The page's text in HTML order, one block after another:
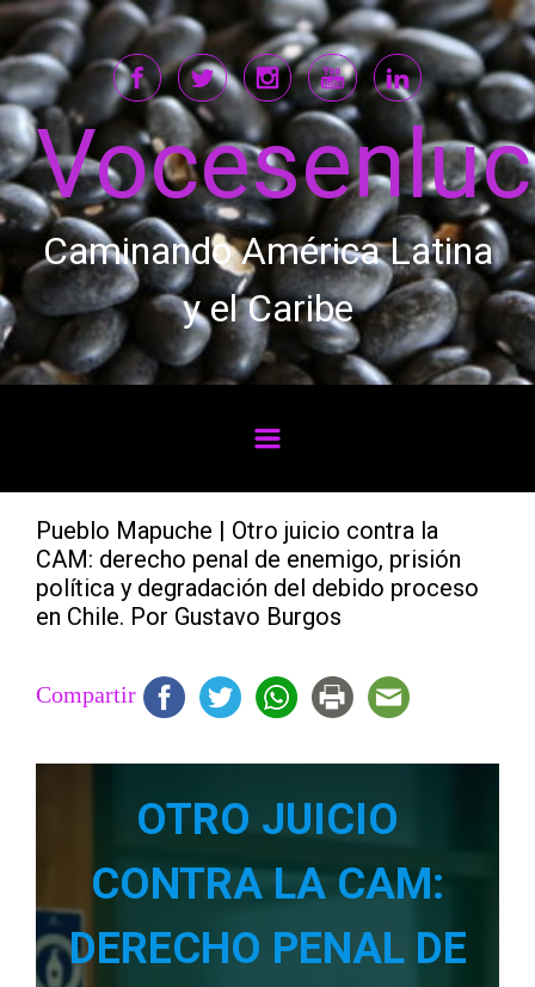
Saltar al contenido principal
Caminando América Latina
y el Caribe
Pueblo Mapuche | Otro juicio contra la
CAM: derecho penal de enemigo, prisión
política y degradación del debido proceso
en Chile. Por Gustavo Burgos
Compartir
OTRO JUICIO
CONTRA LA CAM:
DERECHO PENAL DE